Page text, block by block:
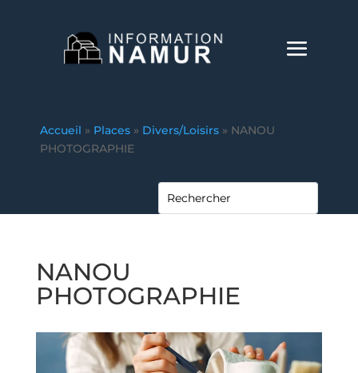
Accueil » Places » Divers/Loisirs » NANOU
PHOTOGRAPHIE
NANOU
PHOTOGRAPHIE